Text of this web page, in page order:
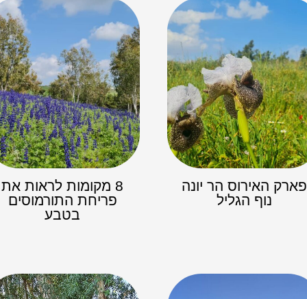
פארק האירוס הר יונה
נוף הגליל
8 מקומות לראות את
פריחת התורמוסים
בטבע